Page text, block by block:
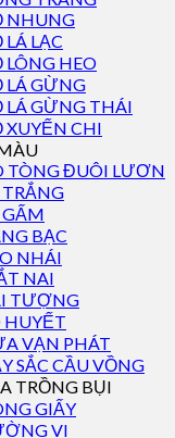
NHUNG
LÁ LẠC
LÔNG HEO
LÁ GỪNG
LÁ GỪNG THÁI
XUYẾN CHI
TÒNG ĐUÔI LƯƠN
TRẮNG
GẤM
BẠC
NHÁI
NAI
TƯỢNG
HUYẾT
VẠN PHÁT
SẮC CẦU VỒNG
TRỒNG BỤI
GIẤY
VI